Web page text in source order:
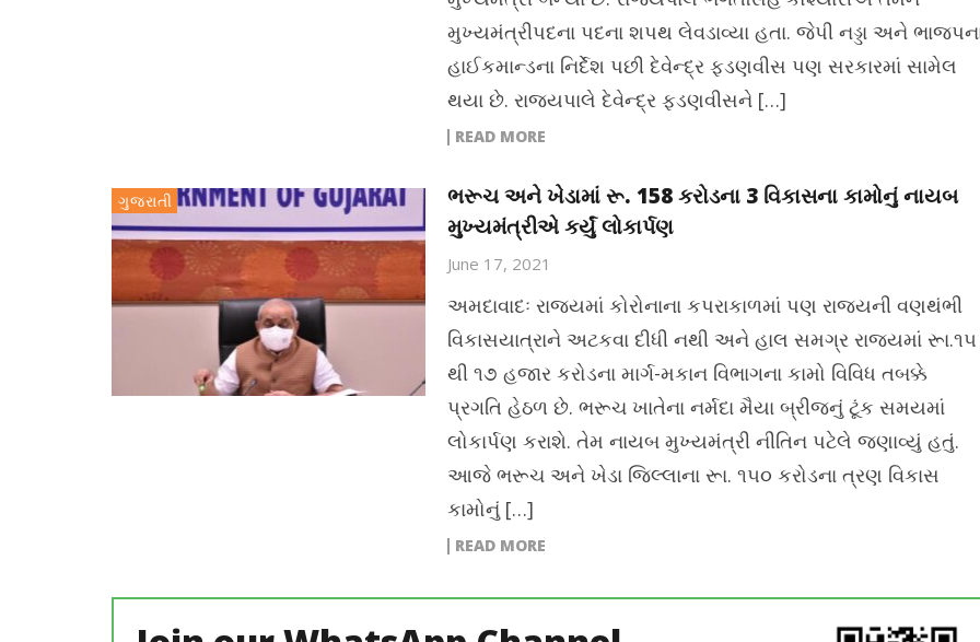
મુખ્યમંત્રીપદના પદના શપથ લેવડાવ્યા હતા. જેપી નડ્ડા અને
હાઈકમાન્ડના નિર્દેશ પછી દેવેન્દ્ર ફડણવીસ પણ સરકારમાં સામેલ
થયા છે. રાજ્યપાલે દેવેન્દ્ર ફડણવીસને […]
READ MORE
ગુજરાતી
ભરૂચ અને ખેડામાં રૂ. 158 કરોડના 3 વિકાસના કામોનું નાયબ
મુખ્યમંત્રીએ કર્યું લોકાર્પણ
June 17, 2021
અમદાવાદઃ રાજ્યમાં કોરોનાના કપરાકાળમાં પણ રાજ્યની વણથંભી
વિકાસયાત્રાને અટકવા દીધી નથી અને હાલ સમગ્ર રાજ્યમાં રૂા.૧૫
થી ૧૭ હજાર કરોડના માર્ગ-મકાન વિભાગના કામો વિવિધ તબક્કે
પ્રગતિ હેઠળ છે. ભરૂચ ખાતેના નર્મદા મૈયા બ્રીજનું ટૂંક સમયમાં
લોકાર્પણ કરાશે. તેમ નાયબ મુખ્યમંત્રી નીતિન પટેલે જણાવ્યું હતું.
આજે ભરૂચ અને ખેડા જિલ્લાના રૂા. ૧૫૦ કરોડના ત્રણ વિકાસ
કામોનું […]
READ MORE